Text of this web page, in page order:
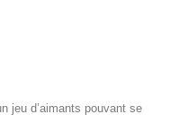
jeu d’aimants pouvant se